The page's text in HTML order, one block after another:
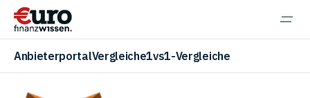
AnbieterportalVergleiche1vs1-Vergleiche